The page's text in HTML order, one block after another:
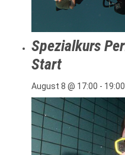
Spezialkurs
Start
August 8 @ 17:00 - 19:00